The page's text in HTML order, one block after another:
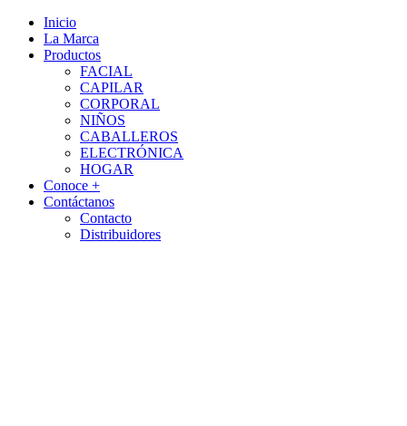
Inicio
La Marca
Productos
FACIAL
CAPILAR
CORPORAL
NIÑOS
CABALLEROS
ELECTRÓNICA
HOGAR
Conoce +
Contáctanos
Contacto
Distribuidores